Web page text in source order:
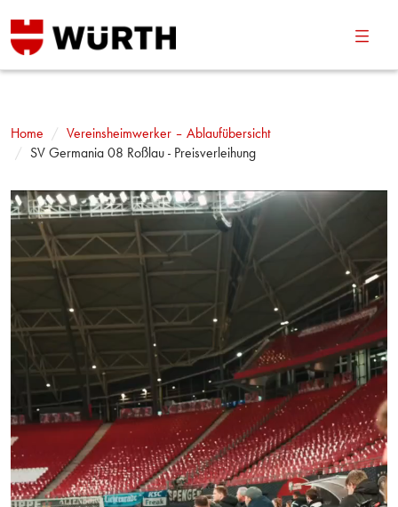
Home
Vereinsheimwerker – Ablaufübersicht
SV Germania 08 Roßlau - Preisverleihung